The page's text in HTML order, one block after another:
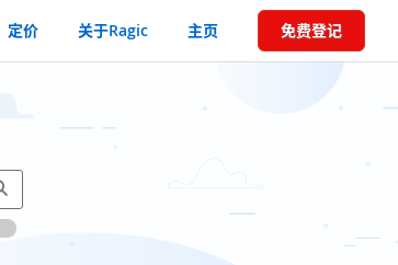
定价 关于Ragic 主页 免费登记